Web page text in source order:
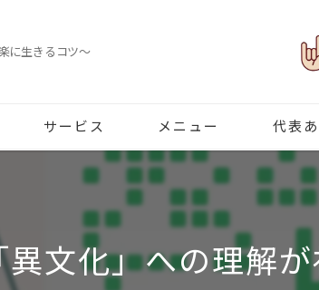
に生きるコツ～
サービス メニュー 代表
異文化」への理解